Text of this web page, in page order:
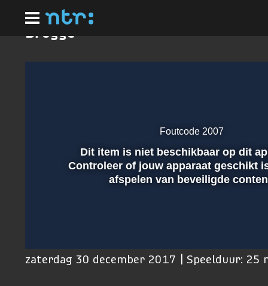
hoofdinhoud
Brugge
Afspelen
Foutcode 2007
Dit item is niet beschikbaar op dit
Controleer of jouw apparaat geschikt
afspelen van beveiligde
zaterdag 30 december 2017 | Speelduur: 25